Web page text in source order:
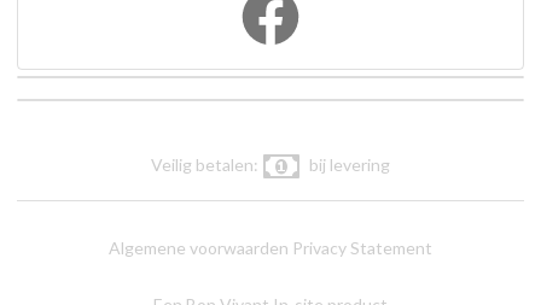
Veilig betalen: bij levering
Algemene voorwaarden Privacy Statement